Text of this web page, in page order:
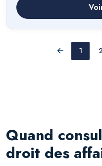
Précédent
1 2
Quand
droit des